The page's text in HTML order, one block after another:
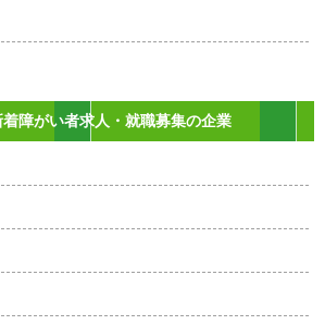
障がい者求人・就職募集の企業